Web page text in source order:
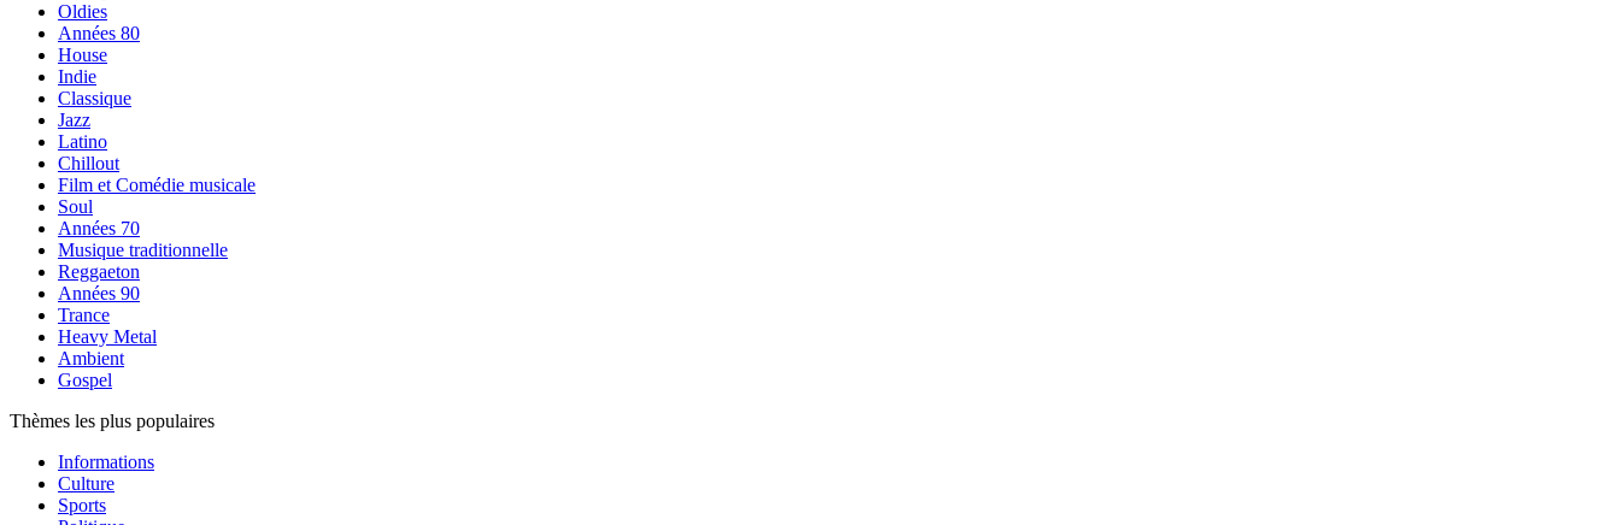
Oldies
Années 80
House
Indie
Classique
Jazz
Latino
Chillout
Film et Comédie musicale
Soul
Années 70
Musique traditionnelle
Reggaeton
Années 90
Trance
Heavy Metal
Ambient
Gospel
Thèmes les plus populaires
Informations
Culture
Sports